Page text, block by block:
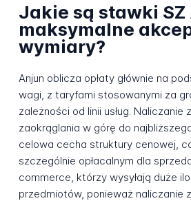
Jakie są stawki SZ
maksymalne
wymiary?
Anjun oblicza opłaty głównie na
wagi, z taryfami stosowanymi za
zależności od linii usług. Naliczanie
zaokrąglania w górę do
celowa cecha struktury cenowej,
szczególnie opłacalnym dla
commerce, którzy wysyłają duże
przedmiotów, ponieważ naliczanie